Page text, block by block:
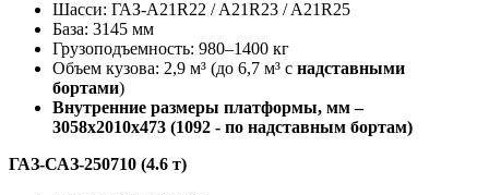
Шасси: ГАЗ-A21R22 / A21R23 / A21R25
База: 3145 мм
Грузоподъемность: 980–1400 кг
Объем кузова: 2,9 м³ (до 6,7 м³ с надставными
бортами)
Внутренние размеры платформы, мм –
3058х2010х473 (1092 - по надставным бортам)
ГАЗ-САЗ-250710 (4.6 т)